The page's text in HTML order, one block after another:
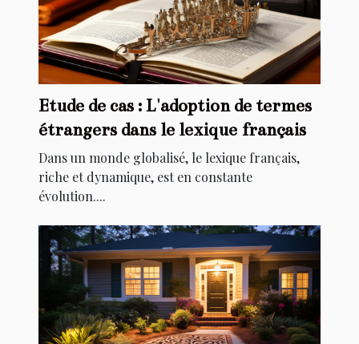
Etude de cas : L'adoption de termes
étrangers dans le lexique français
Dans un monde globalisé, le lexique français,
riche et dynamique, est en constante
évolution....